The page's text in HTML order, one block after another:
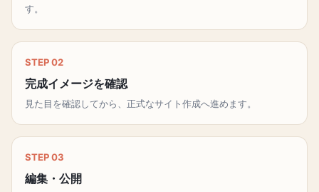
す。
STEP 02
完成イメージを確認
見た目を確認してから、正式なサイト作成へ進めます。
STEP 03
編集・公開